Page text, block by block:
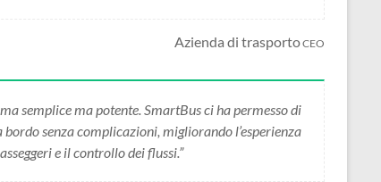
Azienda di trasportoCEO
semplice ma potente. SmartBus ci ha permesso di
senza complicazioni, migliorando l’esperienza
e il controllo dei flussi.”